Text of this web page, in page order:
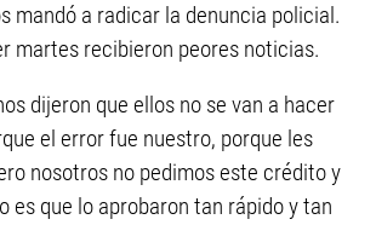
mandó a radicar la denuncia policial.
martes recibieron peores noticias.
dijeron que ellos no se van a hacer
el error fue nuestro, porque les
nosotros no pedimos este crédito y
es que lo aprobaron tan rápido y tan